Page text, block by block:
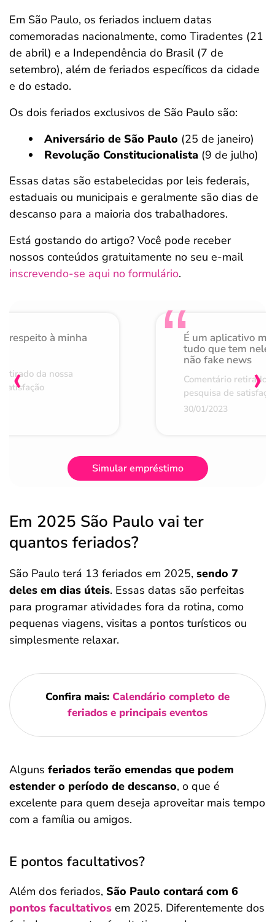
Em São Paulo, os feriados incluem datas
comemoradas nacionalmente, como Tiradentes (21
de abril) e a Independência do Brasil (7 de
setembro), além de feriados específicos da cidade
e do estado.
Os dois feriados exclusivos de São Paulo são:
Aniversário de São Paulo (25 de janeiro)
Revolução Constitucionalista (9 de julho)
Essas datas são estabelecidas por leis federais,
estaduais ou municipais e geralmente são dias de
descanso para a maioria dos trabalhadores.
Está gostando do artigo? Você pode receber
nossos conteúdos gratuitamente no seu e-mail
inscrevendo-se aqui no formulário.
respeito à minha
da nossa
É um aplicativo
tudo que tem nele
não fake news
Comentário retirado
pesquisa de
30/01/2023
‹ ›
Simular empréstimo
Em 2025 São Paulo vai ter
quantos feriados?
São Paulo terá 13 feriados em 2025, sendo 7
deles em dias úteis. Essas datas são perfeitas
para programar atividades fora da rotina, como
pequenas viagens, visitas a pontos turísticos ou
simplesmente relaxar.
Confira mais: Calendário completo de
feriados e principais eventos
Alguns feriados terão emendas que podem
estender o período de descanso, o que é
excelente para quem deseja aproveitar mais tempo
com a família ou amigos.
E pontos facultativos?
Além dos feriados, São Paulo contará com 6
pontos facultativos em 2025. Diferentemente dos